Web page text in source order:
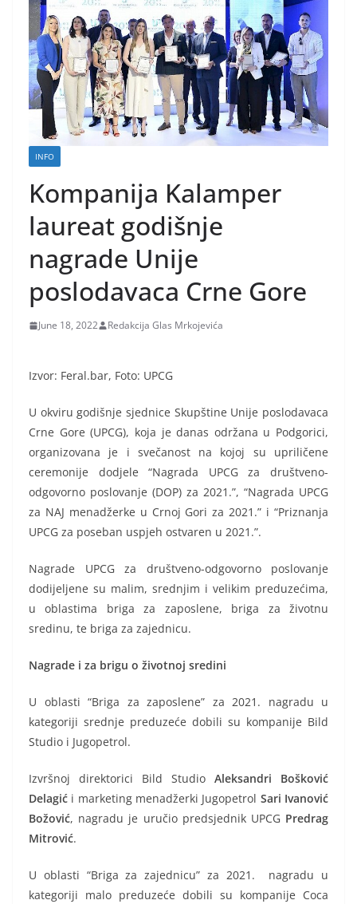
INFO
Kompanija Kalamper
laureat godišnje
nagrade Unije
poslodavaca Crne Gore
June 18, 2022 Redakcija Glas Mrkojevića
Izvor: Feral.bar, Foto: UPCG
U okviru godišnje sjednice Skupštine Unije poslodavaca
Crne Gore (UPCG), koja je danas održana u Podgorici,
organizovana je i svečanost na kojoj su upriličene
ceremonije dodjele “Nagrada UPCG za društveno-
odgovorno poslovanje (DOP) za 2021.”, “Nagrada UPCG
za NAJ menadžerke u Crnoj Gori za 2021.” i “Priznanja
UPCG za poseban uspjeh ostvaren u 2021.”.
Nagrade UPCG za društveno-odgovorno poslovanje
dodijeljene su malim, srednjim i velikim preduzećima,
u oblastima briga za zaposlene, briga za životnu
sredinu, te briga za zajednicu.
Nagrade i za brigu o životnoj sredini
U oblasti “Briga za zaposlene” za 2021. nagradu u
kategoriji srednje preduzeće dobili su kompanije Bild
Studio i Jugopetrol.
Izvršnoj direktorici Bild Studio Aleksandri Bošković
Delagić i marketing menadžerki Jugopetrol Sari Ivanović
Božović, nagradu je uručio predsjednik UPCG Predrag
Mitrović.
U oblasti “Briga za zajednicu” za 2021. nagradu u
kategoriji malo preduzeće dobili su kompanije Coca